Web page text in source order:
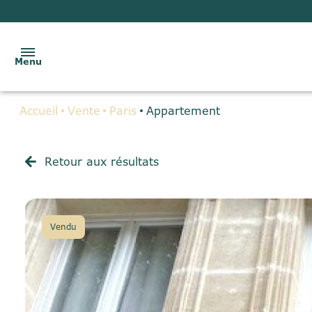
Menu
VENTES
BIENS
VENDUS
GESTION
LOCATIVE
Accueil Vente Paris Appartement
Retour aux résultats
Vendu